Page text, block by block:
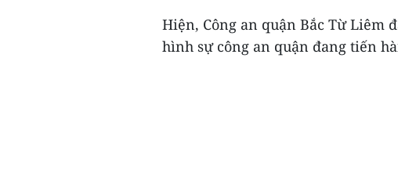
Hiện, Công an quận Bắc Từ Liêm
hình sự công an quận đang tiến